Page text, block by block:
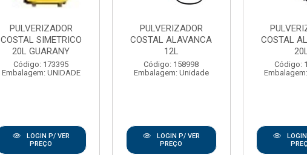
PULVERIZADOR
COSTAL SIMETRICO
20L GUARANY
Código: 173395
Embalagem: UNIDADE
LOGIN P/ VER
PREÇO
PULVERIZADOR
COSTAL ALAVANCA
12L
Código: 158998
Embalagem: Unidade
LOGIN P/ VER
PREÇO
COSTAL
Código: